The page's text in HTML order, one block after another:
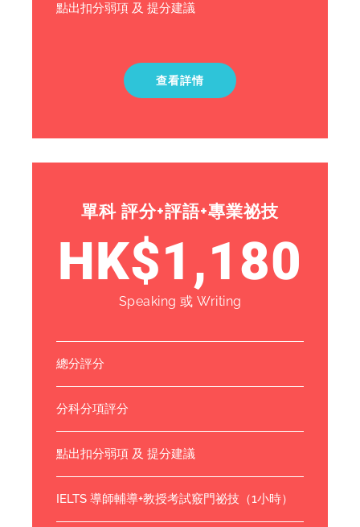
點出扣分弱項 及 提分建議
查看詳情
單科 評分+評語+專業祕技
HK$1,180
Speaking 或 Writing
總分評分
分科分項評分
點出扣分弱項 及 提分建議
IELTS 導師輔導+教授考試竅門祕技（1小時）